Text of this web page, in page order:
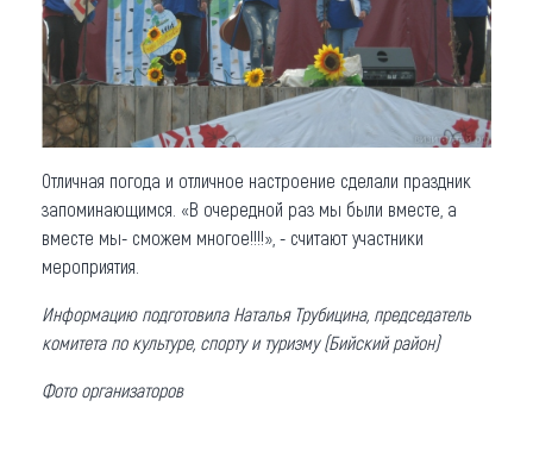
Отличная погода и отличное настроение сделали праздник
запоминающимся. «В очередной раз мы были вместе, а
вместе мы- сможем многое!!!!», - считают участники
мероприятия.
Информацию подготовила Наталья Трубицина, председатель
комитета по культуре, спорту и туризму (Бийский район)
Фото организаторов